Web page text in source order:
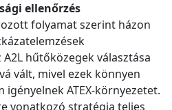
ellenőrzés
folyamat szerint házon
hűtőközegek választása
vált, mivel ezek könnyen
igényelnek ATEX-környezetet.
vonatkozó stratégia teljes